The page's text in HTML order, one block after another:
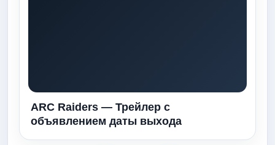
ARC Raiders — Трейлер с
объявлением даты выхода